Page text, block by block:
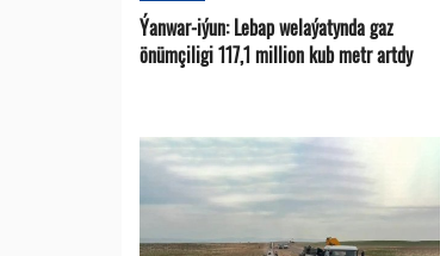
Ýanwar-iýun: Lebap welaýatynda gaz
önümçiligi 117,1 million kub metr artdy